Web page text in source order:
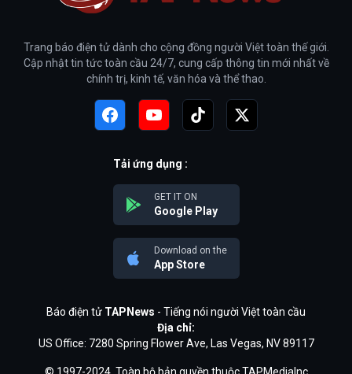
Trang báo điện tử dành cho cộng đồng người Việt toàn thế giới.
Cập nhật tin tức toàn cầu 24/7, cung cấp thông tin mới nhất về
chính trị, kinh tế, văn hóa và thể thao.
Tải ứng dụng :
GET IT ON
Google Play
Download on the
App Store
Báo điện tử TAPNews - Tiếng nói người Việt toàn cầu
Địa chỉ:
US Office: 7280 Spring Flower Ave, Las Vegas, NV 89117